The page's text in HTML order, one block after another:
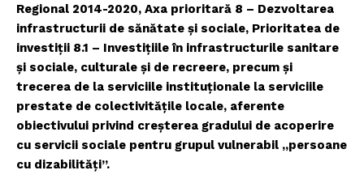
Regional 2014-2020, Axa prioritară 8 – Dezvoltarea
infrastructurii de sănătate și sociale, Prioritatea de
investiții 8.1 – Investițiile în infrastructurile sanitare
și sociale, culturale și de recreere, precum și
trecerea de la serviciile instituționale la serviciile
prestate de colectivitățile locale, aferente
obiectivului privind creșterea gradului de acoperire
cu servicii sociale pentru grupul vulnerabil „persoane
cu dizabilități”.